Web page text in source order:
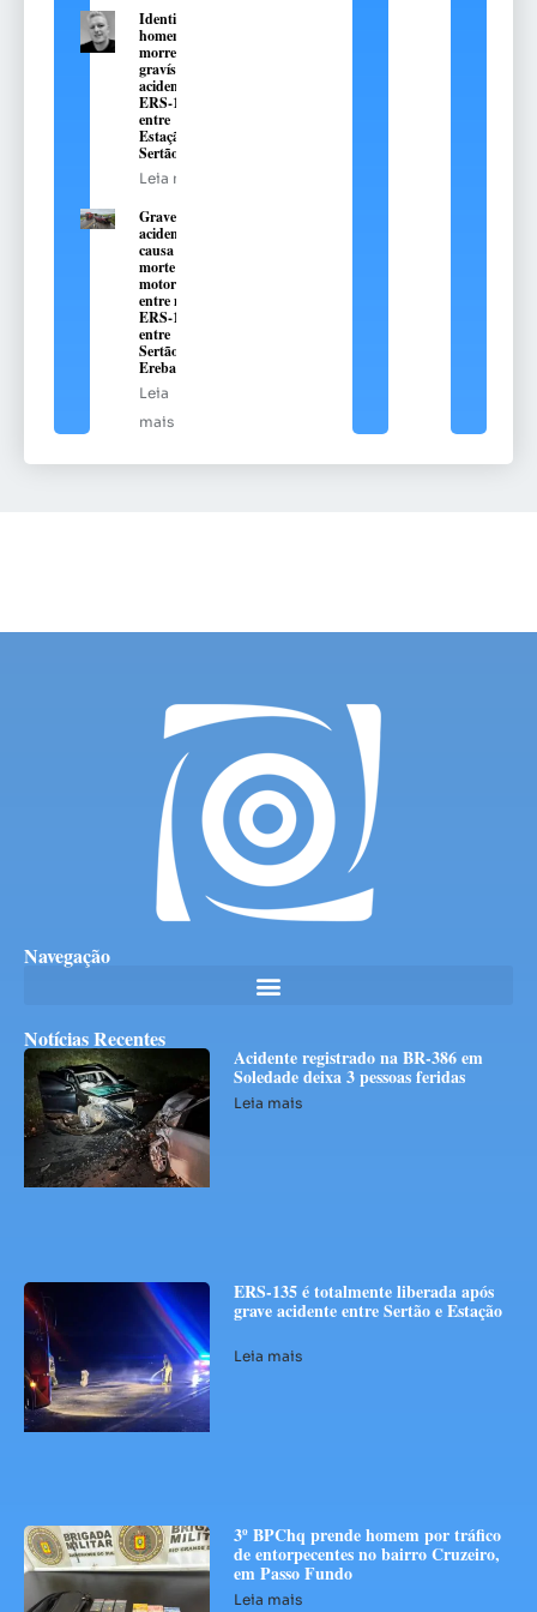
Identificado
homem que
morreu em
gravíssimo
acidente na
ERS-135,
entre
Estação e
Sertão
Leia mais
Grave
acidente
causa
morte de
motorista
entre na
ERS-135,
entre
Sertão e
Erebango
Leia
mais
Navegação
Notícias Recentes
Acidente registrado na BR-386 em
Soledade deixa 3 pessoas feridas
Leia mais
ERS-135 é totalmente liberada após
grave acidente entre Sertão e Estação
Leia mais
3º BPChq prende homem por tráfico
de entorpecentes no bairro Cruzeiro,
em Passo Fundo
Leia mais